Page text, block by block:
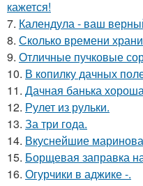
кажется!
7. Календула - ваш
8. Сколько времени
9. Отличные пучковые
10. В копилку дачных
11. Дачная банька
12. Рулет из рульки.
13. За три года.
14. Вкуснейшие
15. Борщевая заправка
16. Огурчики в аджике -.